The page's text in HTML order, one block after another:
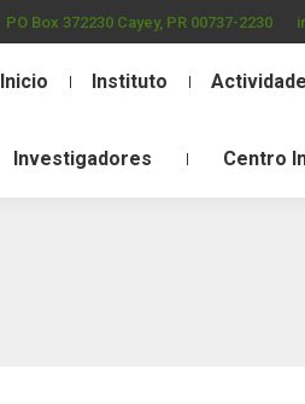
PO Box 372230 Cayey, PR 00737-2230
Inicio Instituto
Investigadores Centro